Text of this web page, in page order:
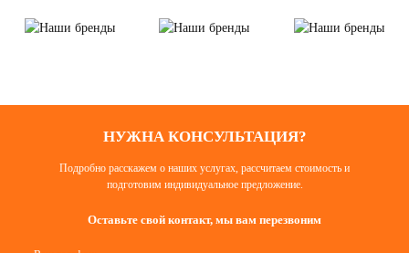
НУЖНА КОНСУЛЬТАЦИЯ?
Подробно расскажем о наших услугах, рассчитаем стоимость и
подготовим индивидуальное предложение.
Оставьте свой контакт, мы вам перезвоним